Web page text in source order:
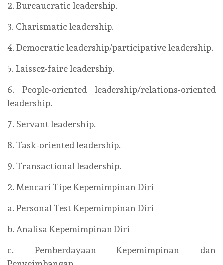
2. Bureaucratic leadership.
3. Charismatic leadership.
4. Democratic leadership/participative leadership.
5. Laissez-faire leadership.
6. People-oriented leadership/relations-oriented
leadership.
7. Servant leadership.
8. Task-oriented leadership.
9. Transactional leadership.
2. Mencari Tipe Kepemimpinan Diri
a. Personal Test Kepemimpinan Diri
b. Analisa Kepemimpinan Diri
c. Pemberdayaan Kepemimpinan dan